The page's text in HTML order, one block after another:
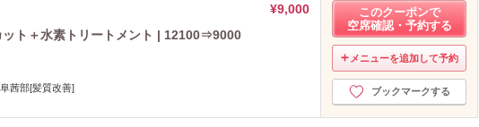
2023年4月分（6）
2023年3月分（12）
2023年2月分 （36）
2023年1月分（26）
2022年12月分 （11）
2022年11月分（14）
¥9,000
ット＋水素トリートメント | 12100⇒9000
茜部[髪質改善]
このクーポンで
空席確認・予約する
メニューを追加して予約
ブックマークする